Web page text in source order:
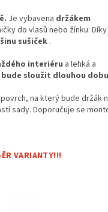
Je vybavena držákem
do vlasů nebo žínku. Díky
sušiček .
interiéru a lehká a
sloužit dlouhou
na který bude držák
sady. Doporučuje se
VARIANTY!!!